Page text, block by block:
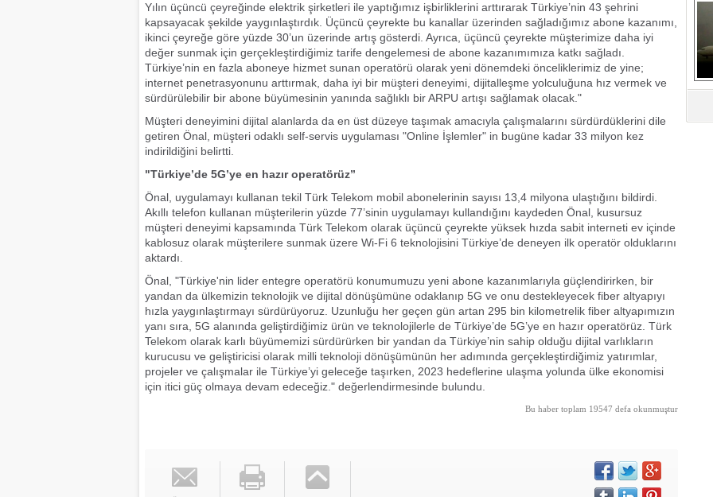
Yılın üçüncü çeyreğinde elektrik şirketleri ile yaptığımız işbirliklerini arttırarak Türkiye’nin 43 şehrini
kapsayacak şekilde yaygınlaştırdık. Üçüncü çeyrekte bu kanallar üzerinden sağladığımız abone kazanımı,
ikinci çeyreğe göre yüzde 30’un üzerinde artış gösterdi. Ayrıca, üçüncü çeyrekte müşterimize daha iyi
değer sunmak için gerçekleştirdiğimiz tarife dengelemesi de abone kazanımımıza katkı sağladı.
Türkiye’nin en fazla aboneye hizmet sunan operatörü olarak yeni dönemdeki önceliklerimiz de yine;
internet penetrasyonunu arttırmak, daha iyi bir müşteri deneyimi, dijitalleşme yolculuğuna hız vermek ve
sürdürülebilir bir abone büyümesinin yanında sağlıklı bir ARPU artışı sağlamak olacak."
Müşteri deneyimini dijital alanlarda da en üst düzeye taşımak amacıyla çalışmalarını sürdürdüklerini dile
getiren Önal, müşteri odaklı self-servis uygulaması "Online İşlemler" in bugüne kadar 33 milyon kez
indirildiğini belirtti.
"Türkiye’de 5G’ye en hazır operatörüz”
Önal, uygulamayı kullanan tekil Türk Telekom mobil abonelerinin sayısı 13,4 milyona ulaştığını bildirdi.
Akıllı telefon kullanan müşterilerin yüzde 77’sinin uygulamayı kullandığını kaydeden Önal, kusursuz
müşteri deneyimi kapsamında Türk Telekom olarak üçüncü çeyrekte yüksek hızda sabit interneti ev içinde
kablosuz olarak müşterilere sunmak üzere Wi-Fi 6 teknolojisini Türkiye’de deneyen ilk operatör olduklarını
aktardı.
Önal, "Türkiye'nin lider entegre operatörü konumumuzu yeni abone kazanımlarıyla güçlendirirken, bir
yandan da ülkemizin teknolojik ve dijital dönüşümüne odaklanıp 5G ve onu destekleyecek fiber altyapıyı
hızla yaygınlaştırmayı sürdürüyoruz. Uzunluğu her geçen gün artan 295 bin kilometrelik fiber altyapımızın
yanı sıra, 5G alanında geliştirdiğimiz ürün ve teknolojilerle de Türkiye’de 5G’ye en hazır operatörüz. Türk
Telekom olarak karlı büyümemizi sürdürürken bir yandan da Türkiye’nin sahip olduğu dijital varlıkların
kurucusu ve geliştiricisi olarak milli teknoloji dönüşümünün her adımında gerçekleştirdiğimiz yatırımlar,
projeler ve çalışmalar ile Türkiye’yi geleceğe taşırken, 2023 hedeflerine ulaşma yolunda ülke ekonomisi
için itici güç olmaya devam edeceğiz." değerlendirmesinde bulundu.
Bu haber toplam 19547 defa okunmuştur